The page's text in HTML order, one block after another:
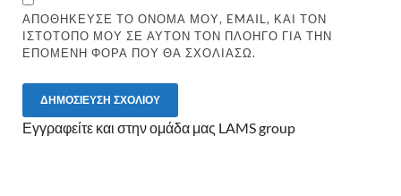
ΑΠΟΘΉΚΕΥΣΕ ΤΟ ΌΝΟΜΆ ΜΟΥ, EMAIL, ΚΑΙ ΤΟΝ
ΙΣΤΌΤΟΠΟ ΜΟΥ ΣΕ ΑΥΤΌΝ ΤΟΝ ΠΛΟΗΓΌ ΓΙΑ ΤΗΝ
ΕΠΌΜΕΝΗ ΦΟΡΆ ΠΟΥ ΘΑ ΣΧΟΛΙΆΣΩ.
Εγγραφείτε και στην ομάδα μας LAMS group